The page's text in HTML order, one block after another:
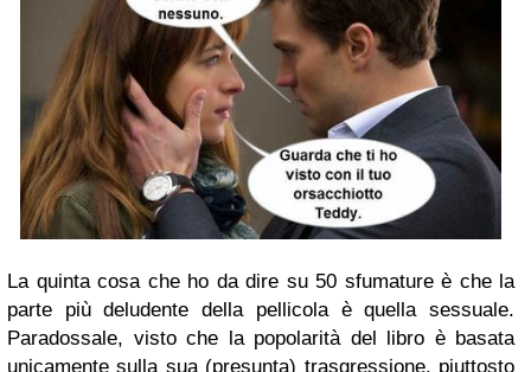
La quinta cosa che ho da dire su 50 sfumature è che la
parte più deludente della pellicola è quella sessuale.
Paradossale, visto che la popolarità del libro è basata
unicamente sulla sua (presunta) trasgressione, piuttosto